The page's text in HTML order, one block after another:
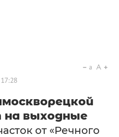
a A
выходные
от «Речного